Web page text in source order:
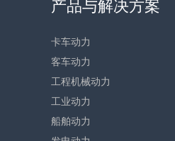
产品与解决方案
卡车动力
客车动力
工程机械动力
工业动力
船舶动力